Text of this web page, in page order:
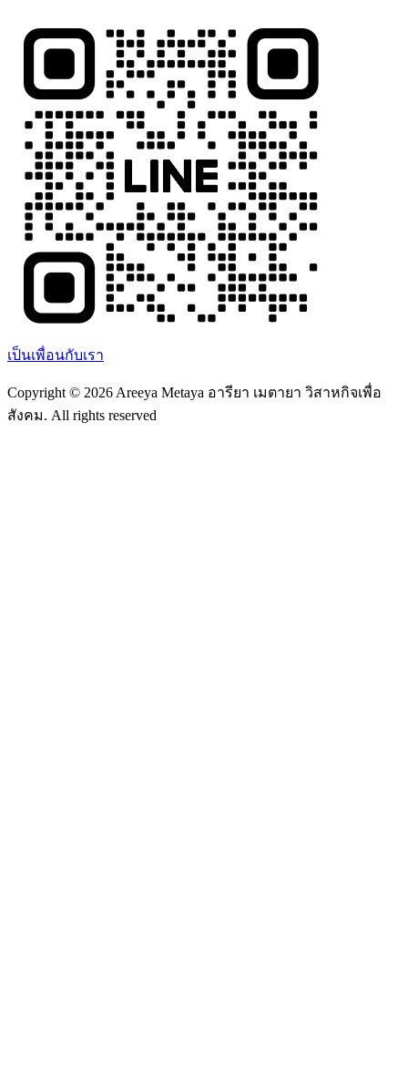
เป็นเพื่อนกับเรา
Copyright © 2026 Areeya Metaya อารียา เมตายา วิสาหกิจเพื่อ
สังคม. All rights reserved